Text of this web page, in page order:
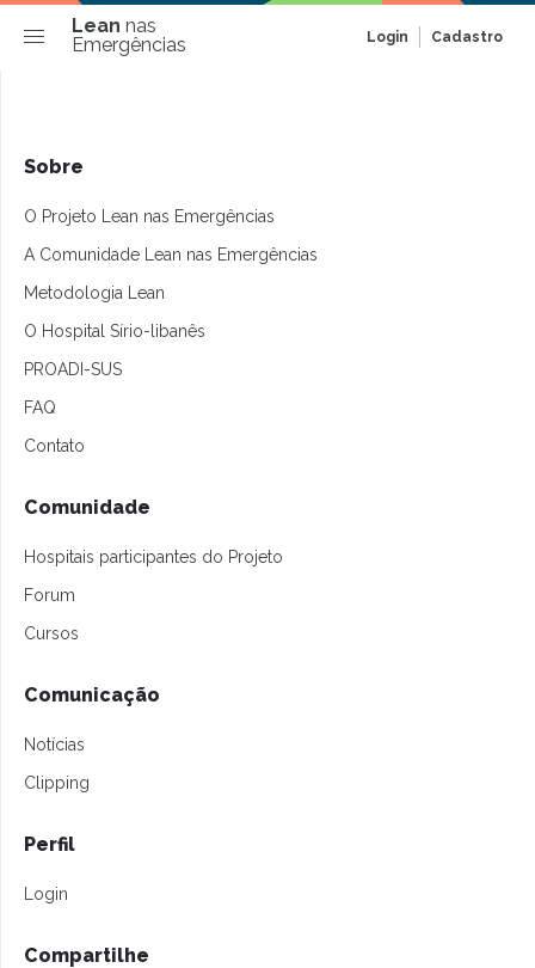
Lean nas
Emergências
Login Cadastro
Sobre
O Projeto Lean nas Emergências
A Comunidade Lean nas Emergências
Metodologia Lean
O Hospital Sírio-libanês
PROADI-SUS
FAQ
Contato
Comunidade
Hospitais participantes do Projeto
Forum
Cursos
Comunicação
Notícias
Clipping
Perfil
Login
Compartilhe